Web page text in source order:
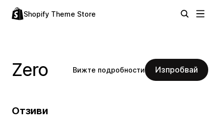
Shopify Theme Store
Zero Вижте подробности Изпробвай
Отзиви